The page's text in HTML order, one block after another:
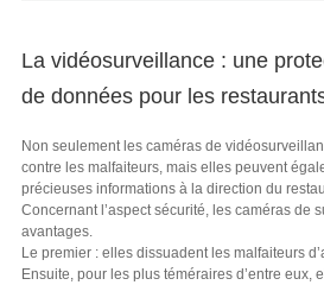
La vidéosurveillance : une
de données pour les
Non seulement les caméras de
contre les malfaiteurs, mais elles peuvent
précieuses informations à la direction du
Concernant l’aspect sécurité, les caméras de
avantages.
Le premier : elles dissuadent les malfaiteurs
Ensuite, pour les plus téméraires d’entre eux,